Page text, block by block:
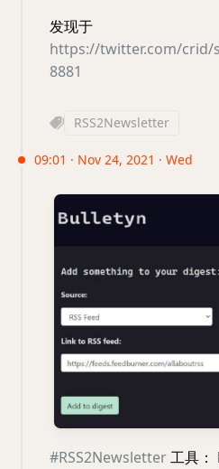
发现于
https://twitter.com/crid/
8881
RSS2Newsletter
09:01 · Nov 24, 2021 · Wed
#RSS2Newsletter工具：